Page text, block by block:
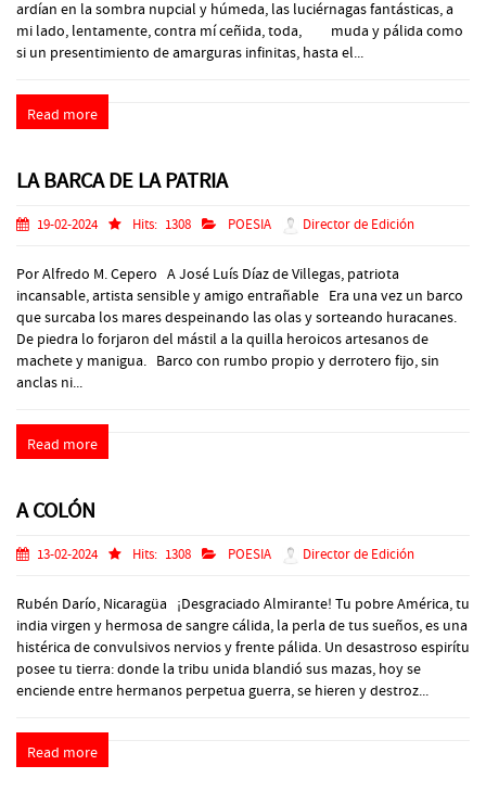
ardían en la sombra nupcial y húmeda, las luciérnagas fantásticas, a
mi lado, lentamente, contra mí ceñida, toda, muda y pálida como
si un presentimiento de amarguras infinitas, hasta el...
Read more
LA BARCA DE LA PATRIA
19-02-2024 Hits: 1308 POESIA Director de Edición
Por Alfredo M. Cepero A José Luís Díaz de Villegas, patriota
incansable, artista sensible y amigo entrañable Era una vez un barco
que surcaba los mares despeinando las olas y sorteando huracanes.
De piedra lo forjaron del mástil a la quilla heroicos artesanos de
machete y manigua. Barco con rumbo propio y derrotero fijo, sin
anclas ni...
Read more
A COLÓN
13-02-2024 Hits: 1308 POESIA Director de Edición
Rubén Darío, Nicaragüa ¡Desgraciado Almirante! Tu pobre América, tu
india virgen y hermosa de sangre cálida, la perla de tus sueños, es una
histérica de convulsivos nervios y frente pálida. Un desastroso espirítu
posee tu tierra: donde la tribu unida blandió sus mazas, hoy se
enciende entre hermanos perpetua guerra, se hieren y destroz...
Read more